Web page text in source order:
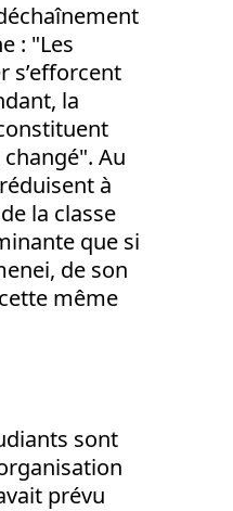
: "Les
s’efforcent
la
Au
à
la classe
que si
de son
même
sont
prévu